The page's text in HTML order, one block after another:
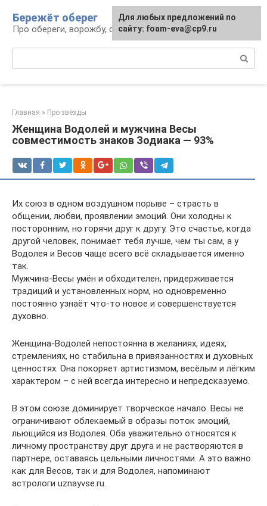
контенту
Бережёт оберег
Про обереги, ворожбу, сны и гадания
Главная » Про звёзды
Женщина Водолей и мужчина Весы
совместимость знаков Зодиака — 93%
Их союз в одном воздушном порыве – страсть в
общении, любви, проявлении эмоций. Они холодны к
посторонним, но горячи друг к другу. Это счастье, когда
другой человек, понимает тебя лучше, чем ты сам, а у
Водолея и Весов чаще всего всё складывается именно
так.
Мужчина-Весы умён и обходителен, придерживается
традиций и установленных норм, но одновременно
постоянно узнаёт что-то новое и совершенствуется
духовно.
Женщина-Водолей непостоянна в желаниях, идеях,
стремлениях, но стабильна в привязанностях и духовных
ценностях. Она покоряет артистизмом, весёлым и лёгким
характером – с ней всегда интересно и непредсказуемо.
В этом союзе доминирует творческое начало. Весы не
ограничивают облекаемый в образы поток эмоций,
льющийся из Водолея. Оба уважительно относятся к
личному пространству друг друга и не растворяются в
партнере, оставаясь цельными личностями. А это важно
как для Весов, так и для Водолея, напоминают
астрологи uznayvse.ru.
Для любых предложений по
сайту: foam-eva@cp9.ru